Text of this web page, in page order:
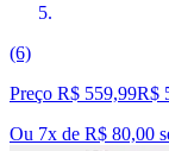
(6)
Preço R$ 559,99R$
Ou 7x de R$ 80,00